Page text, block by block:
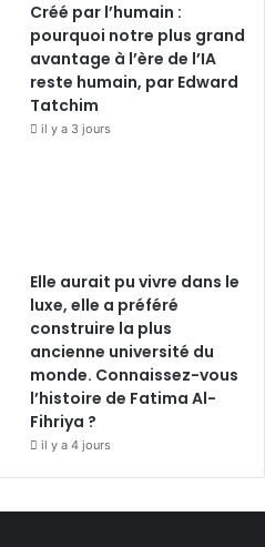
Créé par l’humain :
pourquoi notre plus grand
avantage à l’ère de l’IA
reste humain, par Edward
Tatchim
il y a 3 jours
Elle aurait pu vivre dans le
luxe, elle a préféré
construire la plus
ancienne université du
monde. Connaissez-vous
l’histoire de Fatima Al-
Fihriya ?
il y a 4 jours